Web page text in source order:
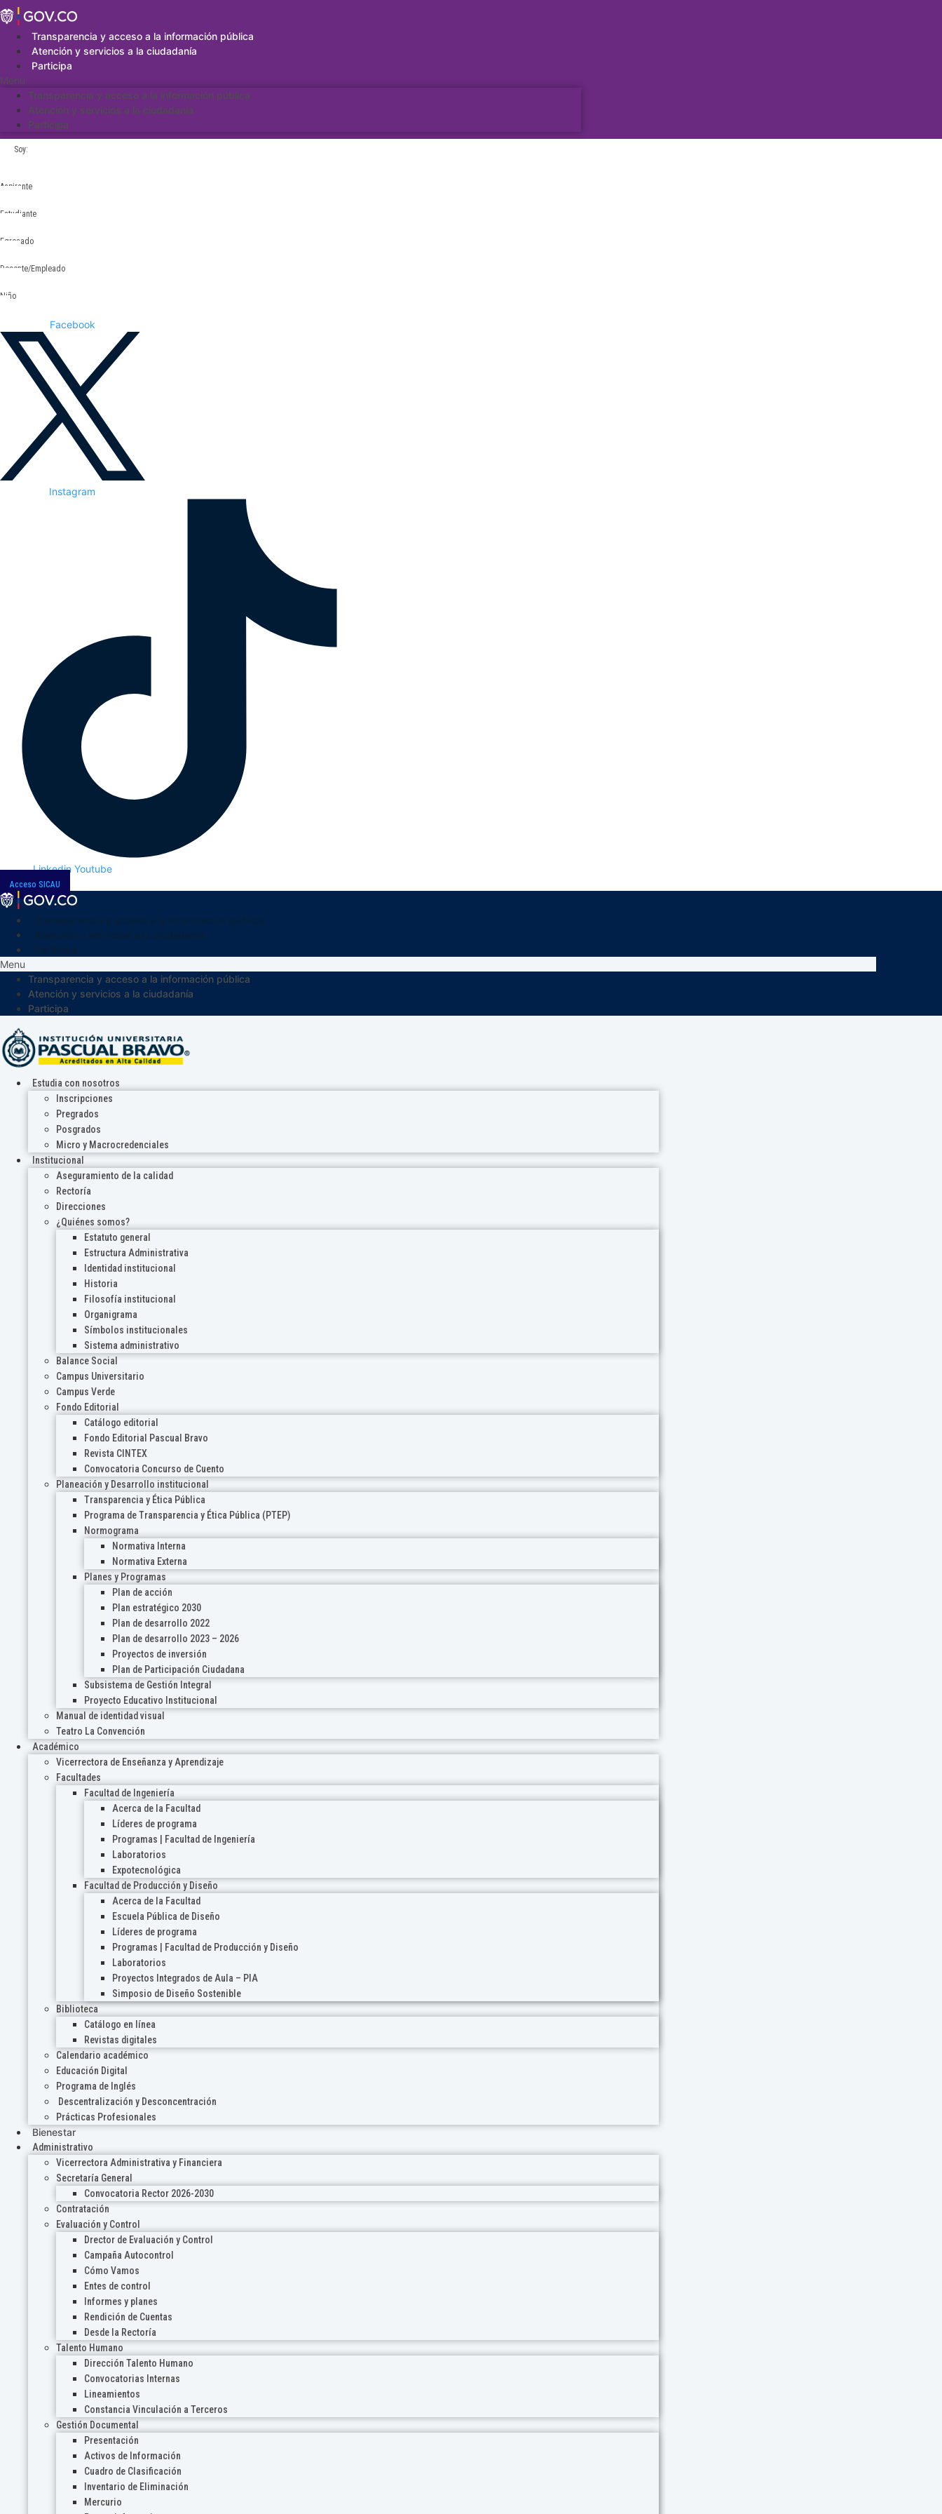
Saltar
al
contenidoTransparencia y acceso a la información pública
Atención y servicios a la ciudadanía
Participa
Menu
Transparencia y acceso a la información pública
Atención y servicios a la ciudadanía
Participa
Soy:
Aspirante
Estudiante
Egresado
Docente/Empleado
Niño
Facebook
Instagram
Linkedin Youtube
Acceso SICAU
Menu
Transparencia y acceso a la información pública
Atención y servicios a la ciudadanía
Participa
Estudia con nosotros
Inscripciones
Pregrados
Posgrados
Micro y Macrocredenciales
Institucional
Aseguramiento de la calidad
Rectoría
Direcciones
¿Quiénes somos?
Estatuto general
Estructura Administrativa
Identidad institucional
Historia
Filosofía institucional
Organigrama
Símbolos institucionales
Sistema administrativo
Balance Social
Campus Universitario
Campus Verde
Fondo Editorial
Catálogo editorial
Fondo Editorial Pascual Bravo
Revista CINTEX
Convocatoria Concurso de Cuento
Planeación y Desarrollo institucional
Transparencia y Ética Pública
Programa de Transparencia y Ética Pública (PTEP)
Normograma
Normativa Interna
Normativa Externa
Planes y Programas
Plan de acción
Plan estratégico 2030
Plan de desarrollo 2022
Plan de desarrollo 2023 – 2026
Proyectos de inversión
Plan de Participación Ciudadana
Subsistema de Gestión Integral
Proyecto Educativo Institucional
Manual de identidad visual
Teatro La Convención
Académico
Vicerrectora de Enseñanza y Aprendizaje
Facultades
Facultad de Ingeniería
Acerca de la Facultad
Líderes de programa
Programas | Facultad de Ingeniería
Laboratorios
Expotecnológica
Facultad de Producción y Diseño
Acerca de la Facultad
Escuela Pública de Diseño
Líderes de programa
Programas | Facultad de Producción y Diseño
Laboratorios
Proyectos Integrados de Aula – PIA
Simposio de Diseño Sostenible
Biblioteca
Catálogo en línea
Revistas digitales
Calendario académico
Educación Digital
Programa de Inglés
Descentralización y Desconcentración
Prácticas Profesionales
Bienestar
Administrativo
Vicerrectora Administrativa y Financiera
Secretaría General
Convocatoria Rector 2026-2030
Contratación
Evaluación y Control
Drector de Evaluación y Control
Campaña Autocontrol
Cómo Vamos
Entes de control
Informes y planes
Rendición de Cuentas
Desde la Rectoría
Talento Humano
Dirección Talento Humano
Convocatorias Internas
Lineamientos
Constancia Vinculación a Terceros
Gestión Documental
Presentación
Activos de Información
Cuadro de Clasificación
Inventario de Eliminación
Mercurio